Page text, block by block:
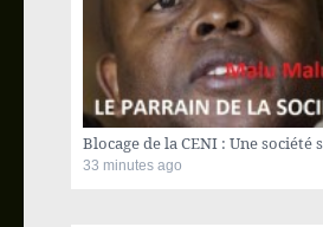
Actualité africaine
Actualité internationale
Ecofin
Blocage de la CENI : Une société
33 minutes ago